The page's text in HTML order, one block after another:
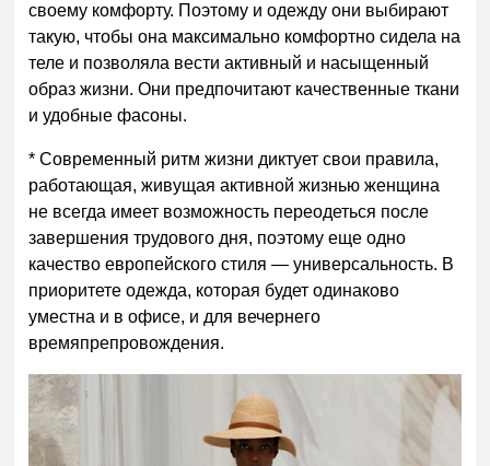
своему комфорту. Поэтому и одежду они выбирают
такую, чтобы она максимально комфортно сидела на
теле и позволяла вести активный и насыщенный
образ жизни. Они предпочитают качественные ткани
и удобные фасоны.
* Современный ритм жизни диктует свои правила,
работающая, живущая активной жизнью женщина
не всегда имеет возможность переодеться после
завершения трудового дня, поэтому еще одно
качество европейского стиля — универсальность. В
приоритете одежда, которая будет одинаково
уместна и в офисе, и для вечернего
времяпрепровождения.